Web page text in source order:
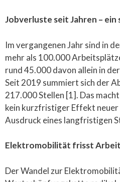
Jobverluste seit Jahren –
Im vergangenen Jahr sind in
mehr als 100.000
rund 45.000 davon allein in
Seit 2019 summiert sich der
217.000 Stellen [1]. Das
kein kurzfristiger Effekt neuer
Ausdruck eines langfristigen
Elektromobilität frisst
Der Wandel zur